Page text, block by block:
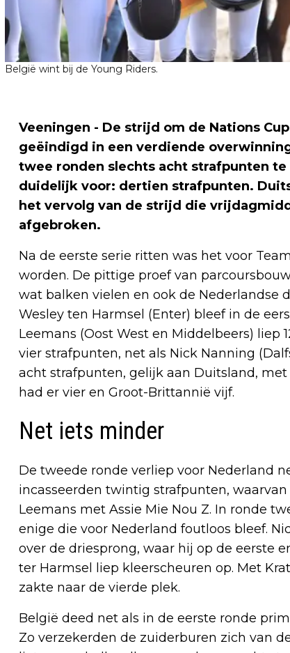
België wint bij de Young Riders.
Veeningen - De strijd om de Nations
geëindigd in een verdiende
twee ronden slechts acht strafpunten
duidelijk voor: dertien strafpunten.
het vervolg van de strijd die
afgebroken.
Na de eerste serie ritten was het voor
worden. De pittige proef van
wat balken vielen en ook de Nederlandse
Wesley ten Harmsel (Enter) bleef in de
Leemans (Oost West en Middelbeers) liep
vier strafpunten, net als Nick Nanning
acht strafpunten, gelijk aan Duitsland,
had er vier en Groot-Brittannië vijf.
Net iets minder
De tweede ronde verliep voor Nederland
incasseerden twintig strafpunten,
Leemans met Assie Mie Nou Z. In ronde
enige die voor Nederland foutloos bleef.
over de driesprong, waar hij op de eerste
ter Harmsel liep kleerscheuren op. Met
zakte naar de vierde plek.
België deed net als in de eerste ronde
Zo verzekerden de zuiderburen zich van